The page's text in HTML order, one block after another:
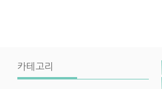
카테고리